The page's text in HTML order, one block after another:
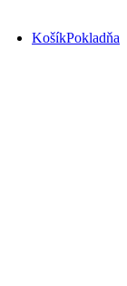
KošíkPokladňa